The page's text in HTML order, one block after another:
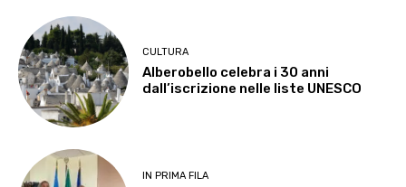
CULTURA
Alberobello celebra i 30 anni
dall’iscrizione nelle liste UNESCO
IN PRIMA FILA